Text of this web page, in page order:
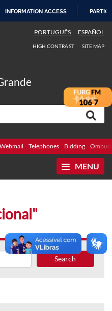
INFORMATION ACCESS
PORTUGUÊS ESPAÑOL
HIGH CONTRAST SITE MAP
Webmail Telephones Bidding
MENU
Search